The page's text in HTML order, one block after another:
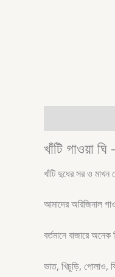
খাঁটি গাওয়া
খাঁটি দুধের সর ও মাখন
আমাদের অরিজিনাল
বর্তমানে বাজারে
ভাত, খিচুড়ি, পোলাও,